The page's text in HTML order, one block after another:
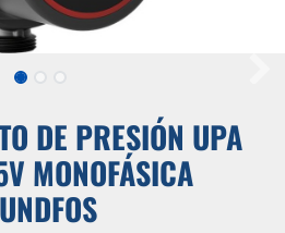
DE PRESIÓN UPA
MONOFÁSICA